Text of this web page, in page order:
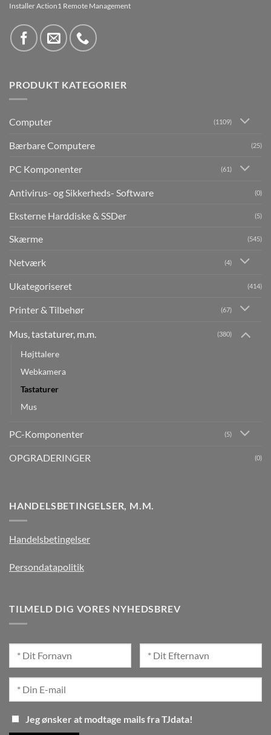
Installer Action1 Remote Management
PRODUKT KATEGORIER
Computer (1109)
Bærbare Computere (25)
PC Komponenter (61)
Antivirus- og Sikkerheds- Software (0)
Eksterne Harddiske & SSDer (5)
Skærme (545)
Netværk (4)
Ukategoriseret (414)
Printer & Tilbehør (67)
Mus, tastaturer, m.m. (380)
Højttalere
Webkamera
Tastaturer
Mus
PC-Komponenter (5)
OPGRADERINGER (0)
HANDELSBETINGELSER, M.M.
Handelsbetingelser
Persondatapolitik
TILMELD DIG VORES NYHEDSBREV
Jeg ønsker at modtage mails fra TJdata!